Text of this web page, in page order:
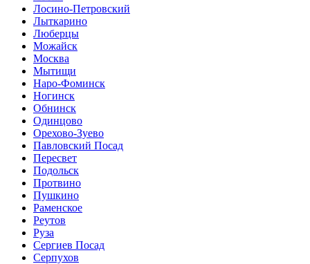
Лосино-Петровский
Лыткарино
Люберцы
Можайск
Москва
Мытищи
Наро-Фоминск
Ногинск
Обнинск
Одинцово
Орехово-Зуево
Павловский Посад
Пересвет
Подольск
Протвино
Пушкино
Раменское
Реутов
Руза
Сергиев Посад
Серпухов